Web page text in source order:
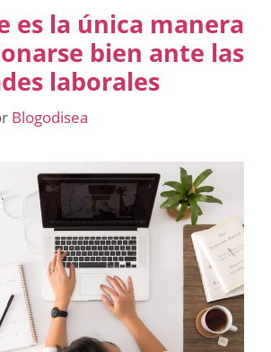
es la única manera
bien ante las
laborales
Blogodisea